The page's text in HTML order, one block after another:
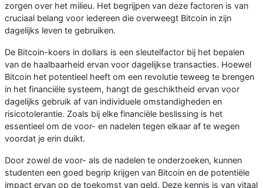
zorgen over het milieu. Het begrijpen van deze factoren is van
cruciaal belang voor iedereen die overweegt Bitcoin in zijn
dagelijks leven te gebruiken.
De Bitcoin-koers in dollars is een sleutelfactor bij het bepalen
van de haalbaarheid ervan voor dagelijkse transacties. Hoewel
Bitcoin het potentieel heeft om een ​​revolutie teweeg te brengen
in het financiële systeem, hangt de geschiktheid ervan voor
dagelijks gebruik af van individuele omstandigheden en
risicotolerantie. Zoals bij elke financiële beslissing is het
essentieel om de voor- en nadelen tegen elkaar af te wegen
voordat je erin duikt.
Door zowel de voor- als de nadelen te onderzoeken, kunnen
studenten een goed begrip krijgen van Bitcoin en de potentiële
impact ervan op de toekomst van geld. Deze kennis is van vitaal